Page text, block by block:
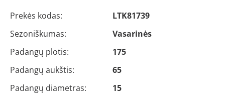
Prekės kodas:
LTK81739
Sezoniškumas:
Vasarinės
Padangų plotis:
175
Padangų aukštis:
65
Padangų diametras:
15